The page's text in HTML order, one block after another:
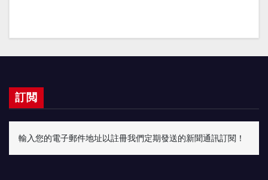
訂閲
輸入您的電子郵件地址以註冊我們定期發送的新聞通訊訂閱！